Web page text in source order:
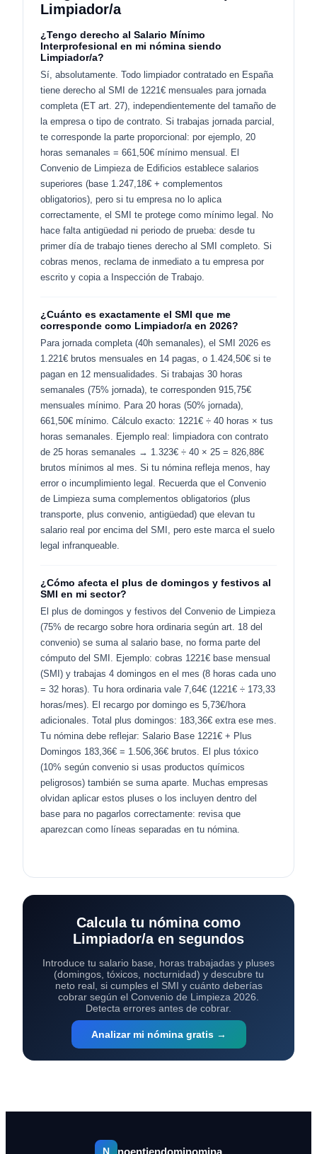
Limpiador/a
¿Tengo derecho al Salario Mínimo
Interprofesional en mi nómina siendo
Limpiador/a?
Sí, absolutamente. Todo limpiador contratado en España
tiene derecho al SMI de 1221€ mensuales para jornada
completa (ET art. 27), independientemente del tamaño de
la empresa o tipo de contrato. Si trabajas jornada parcial,
te corresponde la parte proporcional: por ejemplo, 20
horas semanales = 661,50€ mínimo mensual. El
Convenio de Limpieza de Edificios establece salarios
superiores (base 1.247,18€ + complementos
obligatorios), pero si tu empresa no lo aplica
correctamente, el SMI te protege como mínimo legal. No
hace falta antigüedad ni periodo de prueba: desde tu
primer día de trabajo tienes derecho al SMI completo. Si
cobras menos, reclama de inmediato a tu empresa por
escrito y copia a Inspección de Trabajo.
¿Cuánto es exactamente el SMI que me
corresponde como Limpiador/a en 2026?
Para jornada completa (40h semanales), el SMI 2026 es
1.221€ brutos mensuales en 14 pagas, o 1.424,50€ si te
pagan en 12 mensualidades. Si trabajas 30 horas
semanales (75% jornada), te corresponden 915,75€
mensuales mínimo. Para 20 horas (50% jornada),
661,50€ mínimo. Cálculo exacto: 1221€ ÷ 40 horas × tus
horas semanales. Ejemplo real: limpiadora con contrato
de 25 horas semanales → 1.323€ ÷ 40 × 25 = 826,88€
brutos mínimos al mes. Si tu nómina refleja menos, hay
error o incumplimiento legal. Recuerda que el Convenio
de Limpieza suma complementos obligatorios (plus
transporte, plus convenio, antigüedad) que elevan tu
salario real por encima del SMI, pero este marca el suelo
legal infranqueable.
¿Cómo afecta el plus de domingos y festivos al
SMI en mi sector?
El plus de domingos y festivos del Convenio de Limpieza
(75% de recargo sobre hora ordinaria según art. 18 del
convenio) se suma al salario base, no forma parte del
cómputo del SMI. Ejemplo: cobras 1221€ base mensual
(SMI) y trabajas 4 domingos en el mes (8 horas cada uno
= 32 horas). Tu hora ordinaria vale 7,64€ (1221€ ÷ 173,33
horas/mes). El recargo por domingo es 5,73€/hora
adicionales. Total plus domingos: 183,36€ extra ese mes.
Tu nómina debe reflejar: Salario Base 1221€ + Plus
Domingos 183,36€ = 1.506,36€ brutos. El plus tóxico
(10% según convenio si usas productos químicos
peligrosos) también se suma aparte. Muchas empresas
olvidan aplicar estos pluses o los incluyen dentro del
base para no pagarlos correctamente: revisa que
aparezcan como líneas separadas en tu nómina.
Calcula tu nómina como
Limpiador/a en segundos
Introduce tu salario base, horas trabajadas y pluses
(domingos, tóxicos, nocturnidad) y descubre tu
neto real, si cumples el SMI y cuánto deberías
cobrar según el Convenio de Limpieza 2026.
Detecta errores antes de cobrar.
Analizar mi nómina gratis →
N noentiendominomina